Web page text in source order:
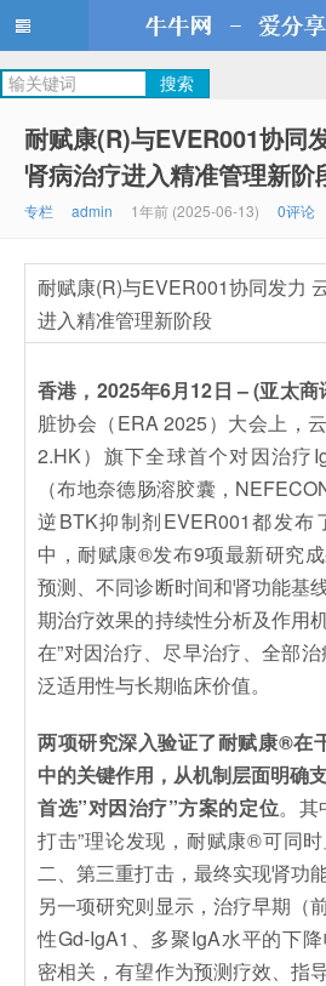
牛牛网
耐赋康(R)与EVER001协同
肾病治疗进入精准管理新阶
专栏 admin 1年前 (2025-06-13) 0评论
耐赋康(R)与EVER001协同发力
进入精准管理新阶段
香港，2025年6月12日 – (亚太商
脏协会（ERA 2025）大会上，
2.HK）旗下全球首个对因治疗
（布地奈德肠溶胶囊，
逆BTK抑制剂EVER001都发布
中，耐赋康®发布9项最新研究
预测、不同诊断时间和肾功能基
期治疗效果的持续性分析及作用
在”对因治疗、尽早治疗、全部
泛适用性与长期临床价值。
两项研究深入验证了耐赋康®在
中的关键作用，从机制层面明确
首选”对因治疗”方案的定位。其
打击”理论发现，耐赋康®可同
二、第三重打击，最终实现肾功
另一项研究则显示，治疗早期（
性Gd-IgA1、多聚IgA水平的下
密相关，有望作为预测疗效、指